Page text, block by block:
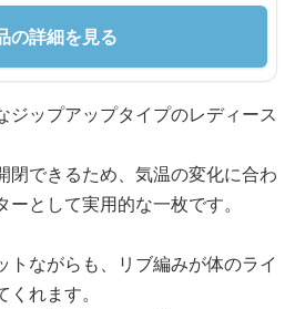
の詳細を見る
ジップアップタイプのレディース
閉できるため、気温の変化に合わ
として実用的な一枚です。
トながらも、リブ編みが体のライ
れます。